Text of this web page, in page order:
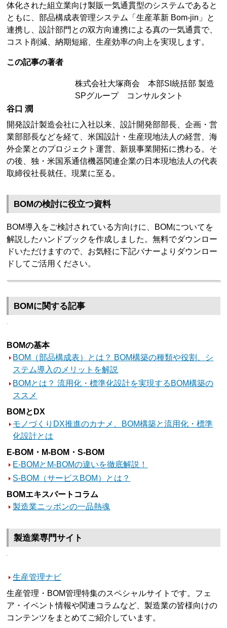
体化された組立業向け製販一気通貫型のシステムであると
ともに、部品構成表管理システム「生産革新 Bom-jin」と
連携し、設計部門との双方向連携による真の一気通貫で、
コスト削減、納期短縮、生産効率の向上を実現します。
この記事の著者
株式会社大塚商会 本部SI統括部 製造
SPグループ コンサルタント
谷口 潤
開発設計製造会社に入社以来、設計開発部部長、企画・営
業部部長などを経て、米国設計・生産現地法人の経営、海
外企業とのプロジェクト運営、新規事業開拓に携わる。そ
の後、独・米国系通信機器関連企業の日本現地法人の代表
取締役社長就任。現業に至る。
BOMの検討に役立つ資料
BOM導入をご検討されている方向けに、BOMについてを
解説したハンドブックを作成しました。無料でダウンロー
ドいただけますので、お気軽に下記バナーよりダウンロー
ドしてご活用ください。
BOMに関する記事
BOMの基本
BOM（部品構成表）とは？ BOM構築の種類や役割、シ
ステム導入のメリットを解説
BOMとは？ 流用化・標準化設計を実現するBOM構築の
ススメ
BOMとDX
モノづくりDX推進のカナメ、BOM構築と流用化・標準
化設計とは
E-BOM・M-BOM・S-BOM
E-BOMとM-BOMの違いを徹底解説！
S-BOM（サービスBOM）とは？
BOMエキスパートコラム
製造業ニッポンの一品熱魂
製造業専門サイト
生産管理ナビ
生産管理・BOM管理特集のスペシャルサイトです。フェ
ア・イベント情報や関連コラムなど、製造業の皆様向けの
コンテンツをまとめてご紹介しています。